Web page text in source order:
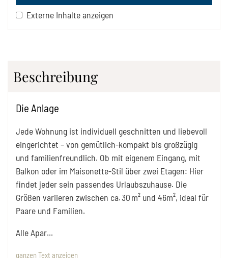
Externe Inhalte anzeigen
Beschreibung
Die Anlage
Jede Wohnung ist individuell geschnitten und liebevoll
eingerichtet – von gemütlich-kompakt bis großzügig
und familienfreundlich. Ob mit eigenem Eingang, mit
Balkon oder im Maisonette-Stil über zwei Etagen: Hier
findet jeder sein passendes Urlaubszuhause. Die
Größen variieren zwischen ca. 30 m² und 46m², ideal für
Paare und Familien.
Alle Apar...
ganzen Text anzeigen